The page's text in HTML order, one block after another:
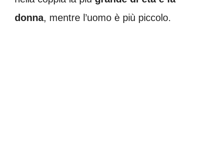
donna, mentre l’uomo è più piccolo.